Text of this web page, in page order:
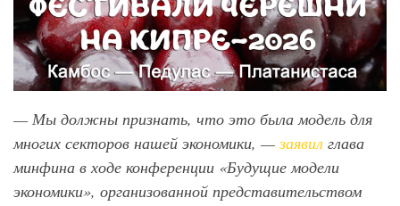
— Мы должны признать, что это была модель для
многих секторов нашей экономики, —заявил глава
минфина в ходе конференции «Будущие модели
экономики», организованной представительством